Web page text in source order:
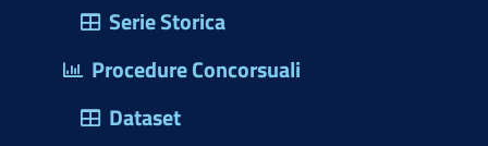
Serie Storica
Procedure Concorsuali
Dataset